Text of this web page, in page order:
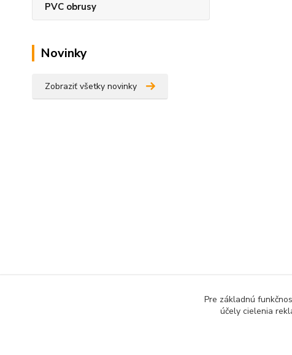
PVC obrusy
Novinky
Zobraziť všetky novinky
Pre základnú
účely cielenia